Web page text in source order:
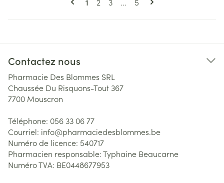
Contactez nous
Pharmacie Des Blommes SRL
Chaussée Du Risquons-Tout 367
7700 Mouscron
Téléphone: 056 33 06 77
Courriel: info@pharmaciedesblommes.be
Numéro de licence: 540717
Pharmacien responsable:Typhaine Beaucarne
Numéro TVA: BE0448677953